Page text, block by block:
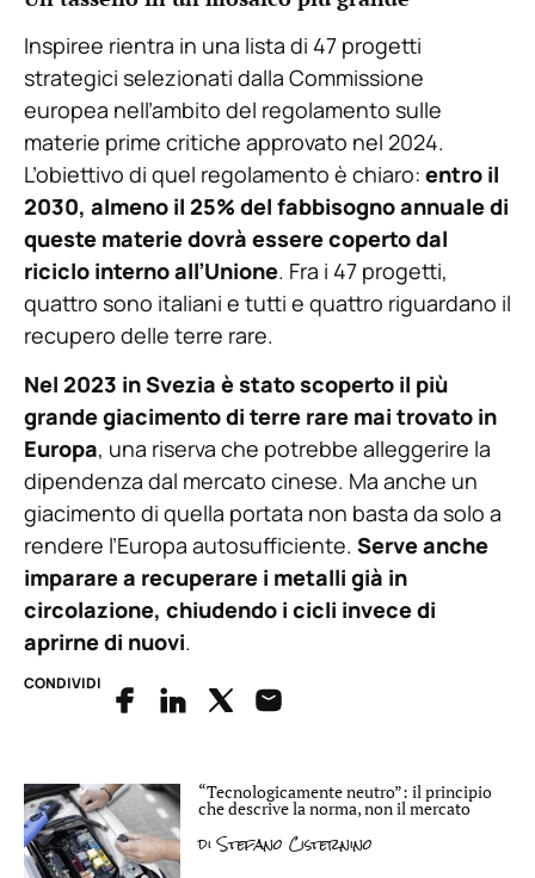
Inspiree rientra in una lista di 47 progetti
strategici selezionati dalla Commissione
europea nell’ambito del regolamento sulle
materie prime critiche approvato nel 2024.
L’obiettivo di quel regolamento è chiaro: entro il
2030, almeno il 25% del fabbisogno annuale di
queste materie dovrà essere coperto dal
riciclo interno all’Unione. Fra i 47 progetti,
quattro sono italiani e tutti e quattro riguardano il
recupero delle terre rare.
Nel 2023 in Svezia è stato scoperto il più
grande giacimento di terre rare mai trovato in
Europa, una riserva che potrebbe alleggerire la
dipendenza dal mercato cinese. Ma anche un
giacimento di quella portata non basta da solo a
rendere l’Europa autosufficiente. Serve anche
imparare a recuperare i metalli già in
circolazione, chiudendo i cicli invece di
aprirne di nuovi.
CONDIVIDI
“Tecnologicamente neutro”: il principio
che descrive la norma, non il mercato
diStefano Cisternino